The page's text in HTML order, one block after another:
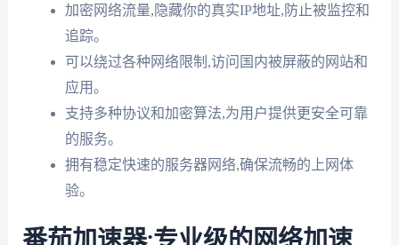
加密网络流量,隐藏你的真实IP地址,防止被监控和
追踪。
可以绕过各种网络限制,访问国内被屏蔽的网站和
应用。
支持多种协议和加密算法,为用户提供更安全可靠
的服务。
拥有稳定快速的服务器网络,确保流畅的上网体
验。